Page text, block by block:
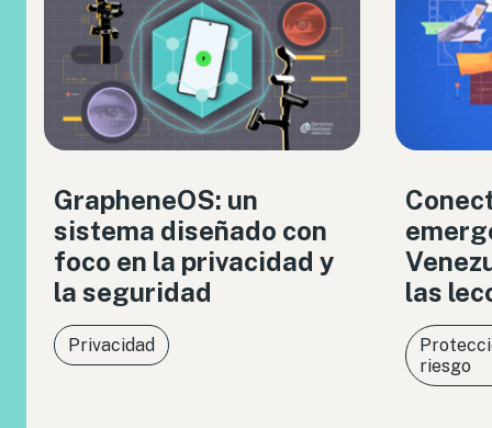
GrapheneOS: un
sistema diseñado con
foco en la privacidad y
la seguridad
Privacidad
las
riesgo